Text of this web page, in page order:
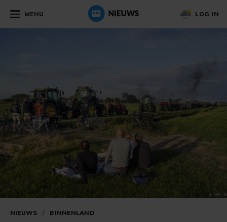
MENU LOG IN
NIEUWS / BINNENLAND